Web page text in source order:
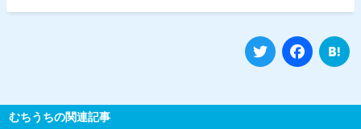
Twitter
むちうちの関連記事